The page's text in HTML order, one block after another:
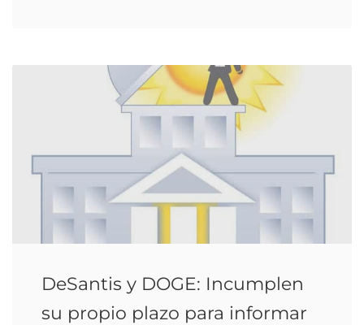
DeSantis y DOGE: Incumplen
su propio plazo para informar